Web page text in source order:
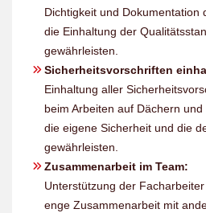
Dichtigkeit und Dokumentation
die Einhaltung der
gewährleisten.
Sicherheitsvorschriften
Einhaltung aller
beim Arbeiten auf Dächern
die eigene Sicherheit und die
gewährleisten.
Zusammenarbeit im Team:
Unterstützung der
enge Zusammenarbeit mit